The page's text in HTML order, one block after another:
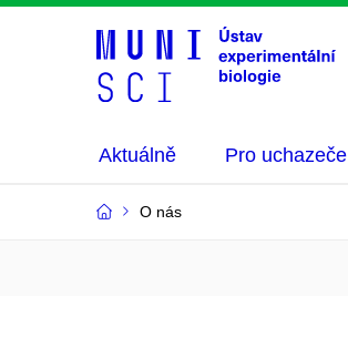
Aktuálně Pro uchazeče
O nás